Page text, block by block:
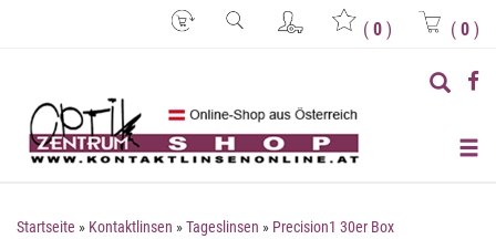
( 0 ) ( 0 )
Startseite » Kontaktlinsen »Tageslinsen » Precision1 30er Box